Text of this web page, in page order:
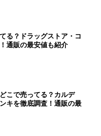
る？ドラッグストア・コ
通販の最安値も紹介
こで売ってる？カルデ
キを徹底調査！通販の最